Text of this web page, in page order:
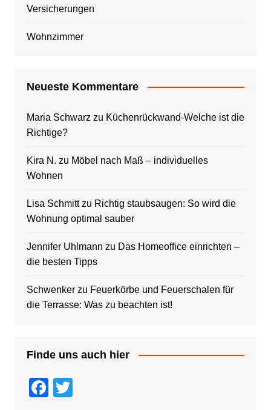
Versicherungen
Wohnzimmer
Neueste Kommentare
Maria Schwarz zu Küchenrückwand-Welche ist die
Richtige?
Kira N. zu Möbel nach Maß – individuelles
Wohnen
Lisa Schmittzu Richtig staubsaugen: So wird die
Wohnung optimal sauber
Jennifer Uhlmann zu Das Homeoffice einrichten –
die besten Tipps
Schwenkerzu Feuerkörbe und Feuerschalen für
die Terrasse: Was zu beachten ist!
Finde uns auch hier
F